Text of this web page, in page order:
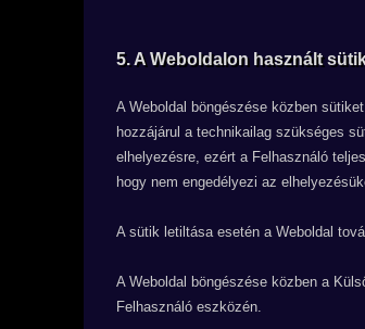
5. A Weboldalon használt
A Weboldal böngészése közben
hozzájárul a technikailag szükséges
elhelyezésre, ezért a Felhasználó
hogy nem engedélyezi az
A sütik letiltása esetén a Weboldal
A Weboldal böngészése közben a
Felhasználó eszközén.